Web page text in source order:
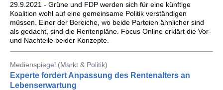
29.9.2021 - Grüne und FDP werden sich für eine künftige
Koalition wohl auf eine gemeinsame Politik verständigen
müssen. Einer der Bereiche, wo beide Parteien ähnlicher sind
als gedacht, sind die Rentenpläne. Focus Online erklärt die Vor-
und Nachteile beider Konzepte.
Medienspiegel (Markt & Politik)
Experte fordert Anpassung des Rentenalters an
Lebenserwartung